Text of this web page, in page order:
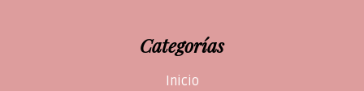
Categorías
Inicio